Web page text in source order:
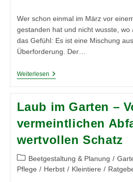
Wer schon einmal im März vor
gestanden hat und nicht wusste, wo
das Gefühl: Es ist eine Mischung
Überforderung. Der…
WeiterlesenGartenplanung
Z:
Sommer,
Herbst
–
Alles
Griff
Laub im Garten –
vermeintlichen
wertvollen Schatz
Beitrags-
Kategorie:
Beetgestaltung & Planung /
Pflege / Herbst / Kleintiere /